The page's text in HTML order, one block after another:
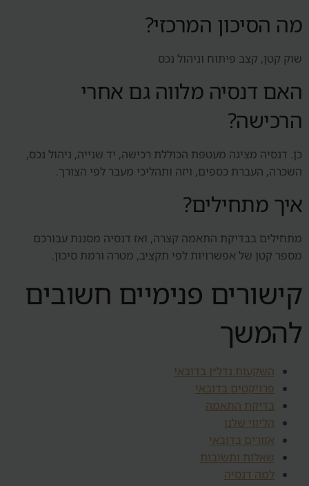
מה הסיכון המרכזי?
שוק קטן, קצב פיתוח וניהול נכס
האם דנסיה מלווה גם אחרי
הרכישה?
כן. דנסיה מציגה מעטפת הכוללת רכישה, יד שנייה, ניהול נכס,
השכרה, העברת כספים, ויזה ותהליכי מעבר לפי הצורך.
איך מתחילים?
מתחילים בבדיקת התאמה קצרה, ואז דנסיה מסננת עבורכם
מספר קטן של אפשרויות לפי תקציב, מטרה ורמת סיכון.
קישורים פנימיים חשובים
להמשך
השקעות נדל״ן בדובאי
פרויקטים בדובאי
בדיקת התאמה
הליווי שלנו
אזורים בדובאי
שאלות ותשובות
למה דנסיה